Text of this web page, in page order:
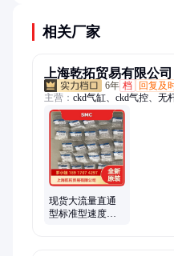
相关厂家
上海乾拓贸易有限公司
6年 档 回复及
主营： ckd气缸、ckd气控、无
紧急开放阀、ASCO电磁阀、
伺服电机、吸附式干燥器、
加莱模块、博力谋、Hydac压
顿叶片泵、Origa无杆气缸、
器
现货大流量直通
型标准型速度控